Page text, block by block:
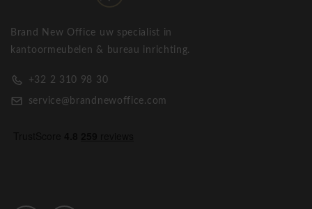
Brand New Office uw specialist in
kantoormeubelen & bureau inrichting.
+32 2 310 98 30
service@brandnewoffice.com